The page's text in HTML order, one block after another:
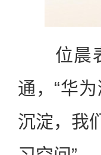
位晨表
通，“华
沉淀，我